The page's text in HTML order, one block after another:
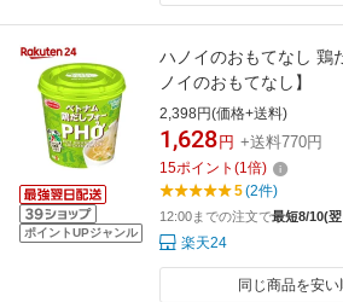
ポイントUPジャンル
ハノイのおもてなし 鶏
ノイのおもてなし】
2,398円(価格+送料)
1,628 円 +送料770円
15ポイント (1倍)
5(2件)
12:00までの注文で最短8/10(
楽天24
同じ商品を安